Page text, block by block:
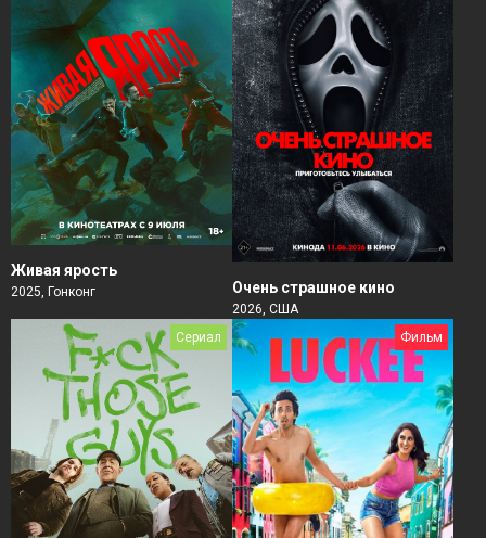
Живая ярость
2025, Гонконг Очень страшное кино
2026, США
Сериал
Фильм